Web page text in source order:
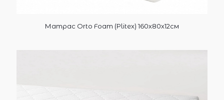
Матрас Orto Foam (Plitex) 160х80х12см